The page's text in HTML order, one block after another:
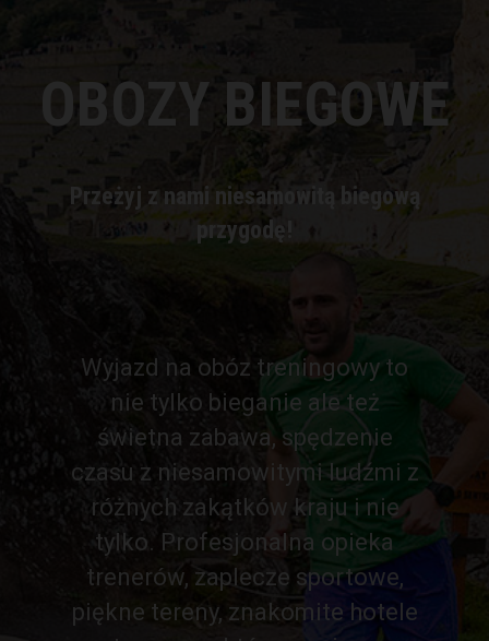
OBOZY BIEGOWE
Przeżyj z nami niesamowitą biegową
przygodę!
Wyjazd na obóz treningowy to
nie tylko bieganie ale też
świetna zabawa, spędzenie
czasu z niesamowitymi ludźmi z
różnych zakątków kraju i nie
tylko. Profesjonalna opieka
trenerów, zaplecze sportowe,
piękne tereny, znakomite hotele